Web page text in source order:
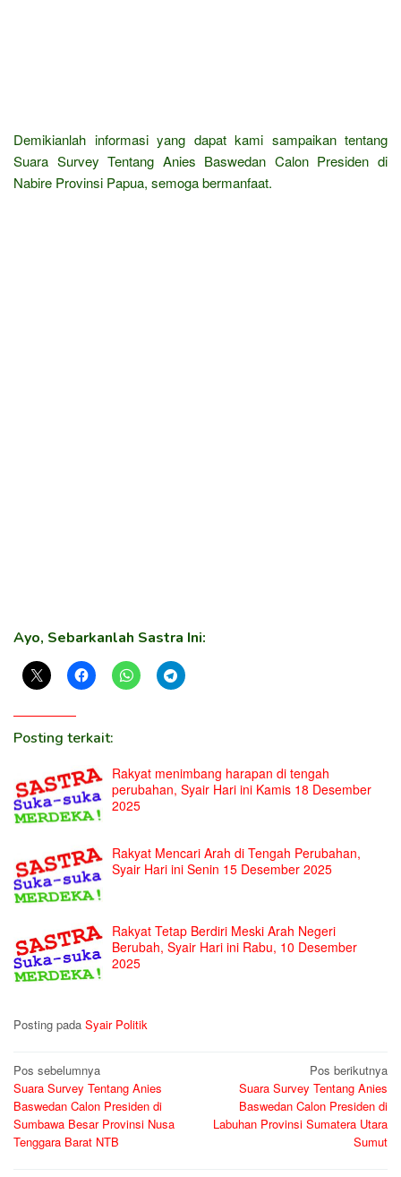
Demikianlah informasi yang dapat kami sampaikan tentang
Suara Survey Tentang Anies Baswedan Calon Presiden di
Nabire Provinsi Papua, semoga bermanfaat.
Ayo, Sebarkanlah Sastra Ini:
Posting terkait:
Rakyat menimbang harapan di tengah
perubahan, Syair Hari ini Kamis 18 Desember
2025
Rakyat Mencari Arah di Tengah Perubahan,
Syair Hari ini Senin 15 Desember 2025
Rakyat Tetap Berdiri Meski Arah Negeri
Berubah, Syair Hari ini Rabu, 10 Desember
2025
Posting pada Syair Politik
Navigasi
pos
Pos sebelumnya
Suara Survey Tentang Anies
Baswedan Calon Presiden di
Sumbawa Besar Provinsi Nusa
Tenggara Barat NTB
Pos berikutnya
Suara Survey Tentang Anies
Baswedan Calon Presiden di
Labuhan Provinsi Sumatera Utara
Sumut